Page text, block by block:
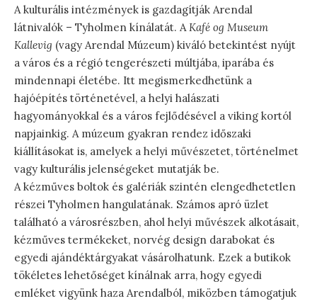
A kulturális intézmények is gazdagítják Arendal
látnivalók – Tyholmen kínálatát. AKafé og Museum
Kallevig (vagy Arendal Múzeum) kiváló betekintést nyújt
a város és a régió tengerészeti múltjába, iparába és
mindennapi életébe. Itt megismerkedhetünk a
hajóépítés történetével, a helyi halászati
hagyományokkal és a város fejlődésével a viking kortól
napjainkig. A múzeum gyakran rendez időszaki
kiállításokat is, amelyek a helyi művészetet, történelmet
vagy kulturális jelenségeket mutatják be.
A kézműves boltok és galériák szintén elengedhetetlen
részei Tyholmen hangulatának. Számos apró üzlet
található a városrészben, ahol helyi művészek alkotásait,
kézműves termékeket, norvég design darabokat és
egyedi ajándéktárgyakat vásárolhatunk. Ezek a butikok
tökéletes lehetőséget kínálnak arra, hogy egyedi
emléket vigyünk haza Arendalból, miközben támogatjuk